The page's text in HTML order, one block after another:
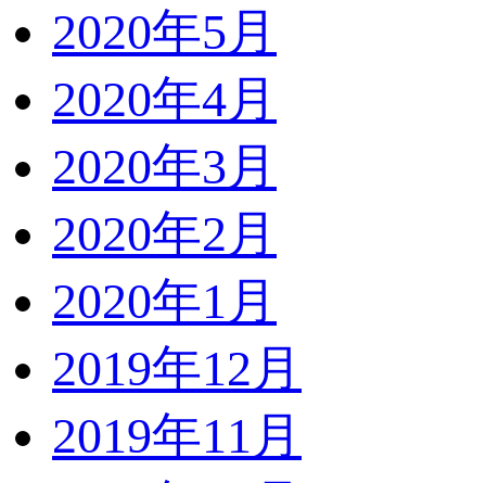
2020年5月
2020年4月
2020年3月
2020年2月
2020年1月
2019年12月
2019年11月